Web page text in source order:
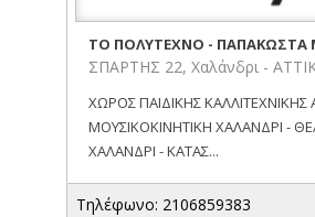
ΤΟ ΠΟΛΥΤΕΧΝΟ - ΠΑΠΑΚΩΣΤΑ
ΣΠΑΡΤΗΣ 22, Χαλάνδρι -
ΧΩΡΟΣ ΠΑΙΔΙΚΗΣ ΚΑΛΛΙΤΕΧΝΙΚΗΣ
ΜΟΥΣΙΚΟΚΙΝΗΤΙΚΗ ΧΑΛΑΝΔΡΙ -
ΧΑΛΑΝΔΡΙ - ΚΑΤΑΣ...
Τηλέφωνο: 2106859383